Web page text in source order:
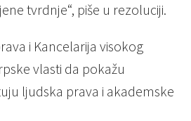
tvrdnje“, piše u rezoluciji.
i Kancelarija visokog
vlasti da pokažu
ljudska prava i akademske